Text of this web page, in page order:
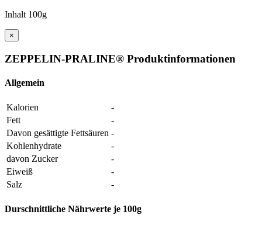
Inhalt 100g
×
ZEPPELIN-PRALINE® Produktinformationen
Allgemein
Kalorien
-
Fett
-
Davon gesättigte Fettsäuren -
Kohlenhydrate
-
davon Zucker
-
Eiweiß
-
Salz
-
Durschnittliche Nährwerte je 100g